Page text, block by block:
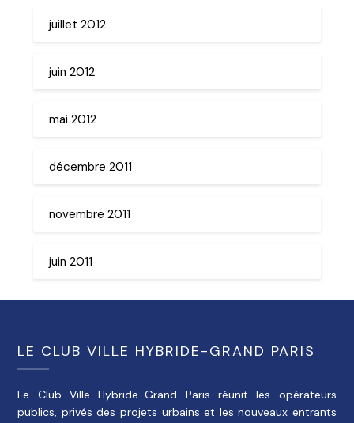
juillet 2012
juin 2012
mai 2012
décembre 2011
novembre 2011
juin 2011
LE CLUB VILLE HYBRIDE-GRAND PARIS
Le Club Ville Hybride-Grand Paris réunit les opérateurs
publics, privés des projets urbains et les nouveaux entrants